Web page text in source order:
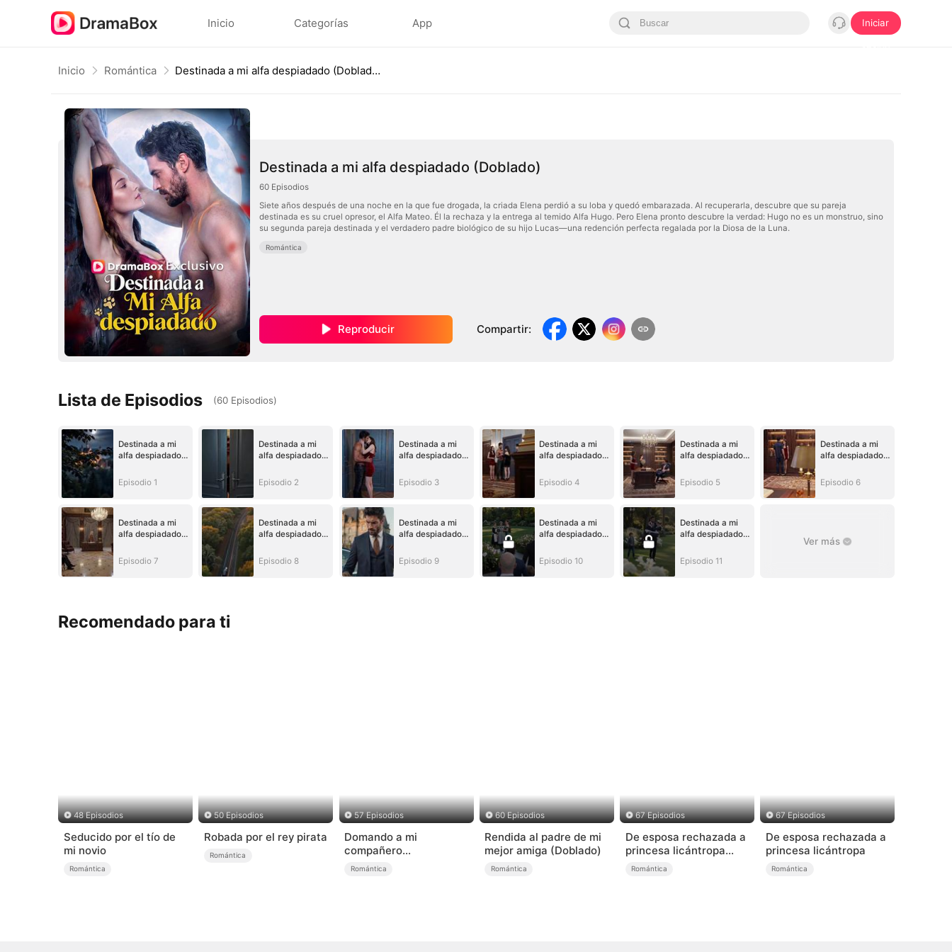
Inicio Categorías App Iniciar
Inicio Romántica Destinada a mi alfa despiadado (Doblado)
Destinada a mi alfa despiadado (Doblado)
60 Episodios
Siete años después de una noche en la que fue drogada, la criada Elena perdió a su loba y quedó embarazada. Al recuperarla, descubre que su pareja
destinada es su cruel opresor, el Alfa Mateo. Él la rechaza y la entrega al temido Alfa Hugo. Pero Elena pronto descubre la verdad: Hugo no es un monstruo, sino
su segunda pareja destinada y el verdadero padre biológico de su hijo Lucas—una redención perfecta regalada por la Diosa de la Luna.
Romántica
Reproducir Compartir:
Lista de Episodios (60 Episodios)
Destinada a mi
alfa despiadado
Episodio 1
Destinada a mi
alfa despiadado
Episodio 2
Destinada a mi
alfa despiadado
Episodio 3
Destinada a mi
alfa despiadado
Episodio 4
Destinada a mi
alfa despiadado
Episodio 5
Destinada a mi
alfa despiadado
Episodio 6
Destinada a mi
alfa despiadado
Episodio 7
Destinada a mi
alfa despiadado
Episodio 8
Destinada a mi
alfa despiadado
Episodio 9
Destinada a mi
alfa despiadado
Episodio 10
Destinada a mi
alfa despiadado
Episodio 11
Ver más
Recomendado para ti
48 Episodios
Seducido por el tío de
mi novio
Romántica
50 Episodios
Robada por el rey pirata
Romántica
57 Episodios
Domando a mi
compañero
rebelde（Doblado)
Romántica
60 Episodios
Rendida al padre de mi
mejor amiga (Doblado)
Romántica
67 Episodios
De esposa rechazada a
princesa licántropa
(Doblado)
Romántica
67 Episodios
De esposa rechazada a
princesa licántropa
Romántica